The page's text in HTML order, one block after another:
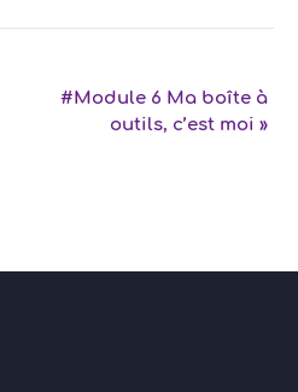
#Module 6 Ma boîte à
outils, c’est moi »